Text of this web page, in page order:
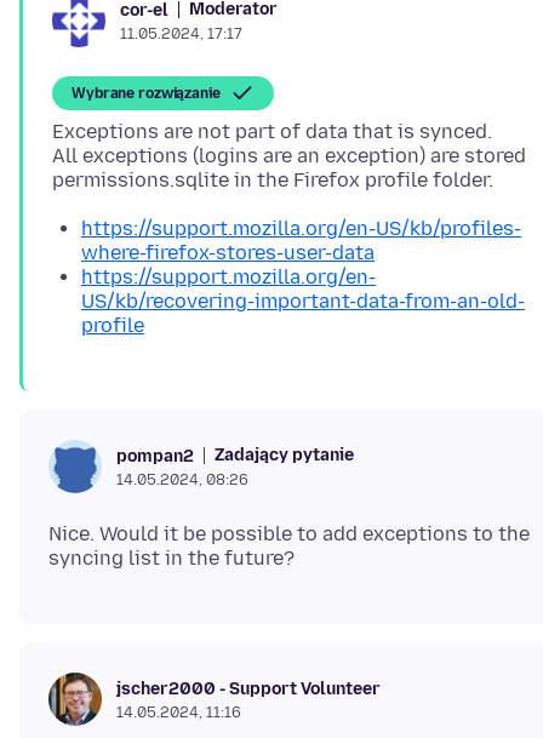
cor-el Moderator
11.05.2024, 17:17
Wybrane rozwiązanie
Exceptions are not part of data that is synced.
All exceptions (logins are an exception) are stored
https://support.mozilla.org/en-US/kb/profiles-
where-firefox-stores-user-data
https://support.mozilla.org/en-
US/kb/recovering-important-data-from-an-old-
profile
pompan2 Zadający pytanie
14.05.2024, 08:26
Nice. Would it be possible to add exceptions to the
jscher2000 - Support Volunteer
14.05.2024, 11:16